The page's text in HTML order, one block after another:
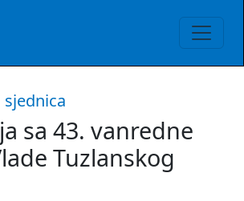
sa 43. vanredne
Tuzlanskog